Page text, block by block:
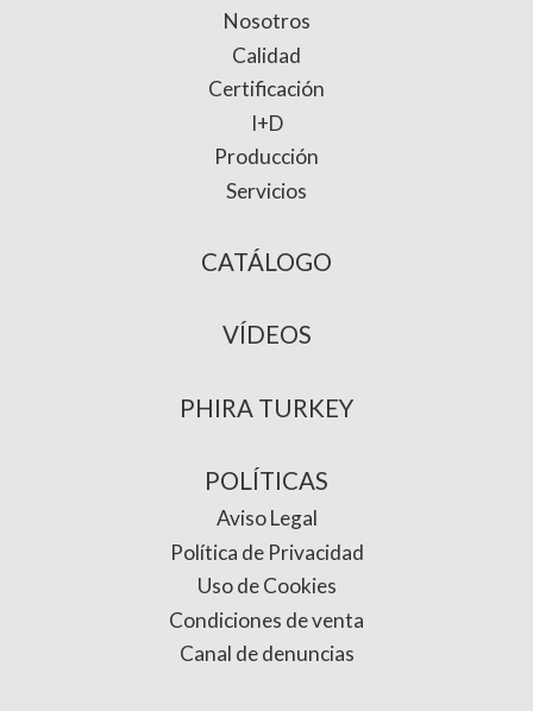
Nosotros
Calidad
Certificación
I+D
Producción
Servicios
CATÁLOGO
VÍDEOS
PHIRA TURKEY
POLÍTICAS
Aviso Legal
Política de Privacidad
Uso de Cookies
Condiciones de venta
Canal de denuncias